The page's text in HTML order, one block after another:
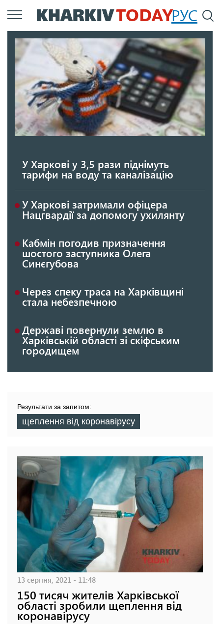
Перейти
до
вмісту
РУС
У Харкові у 3,5 рази піднімуть
тарифи на воду та каналізацію
У Харкові затримали офіцера
Нацгвардії за допомогу ухилянту
Кабмін погодив призначення
шостого заступника Олега
Синєгубова
Через спеку траса на Харківщині
стала небезпечною
Державі повернули землю в
Харківській області зі скіфським
городищем
Результати за запитом:
щеплення від коронавірусу
13 серпня, 2021 - 11:48
150 тисяч жителів Харківської
області зробили щеплення від
коронавірусу